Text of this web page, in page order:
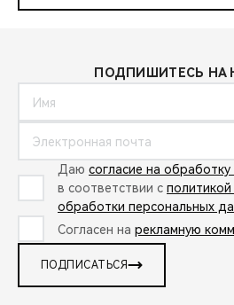
ПОДПИШИТЕСЬ НА
Даю согласие на
в соответствии с
обработки персональных
Согласен на рекламную
ПОДПИСАТЬСЯ